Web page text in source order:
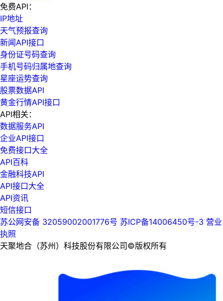
免费API：
IP地址
天气预报查询
新闻API接口
身份证号码查询
手机号码归属地查询
星座运势查询
股票数据API
黄金行情API接口
API相关：
数据服务API
企业API接口
免费接口大全
API百科
金融科技API
API接口大全
API资讯
短信接口
苏公网安备 32059002001776号 苏ICP备14006450号-3 营业
执照
天聚地合（苏州）科技股份有限公司©版权所有